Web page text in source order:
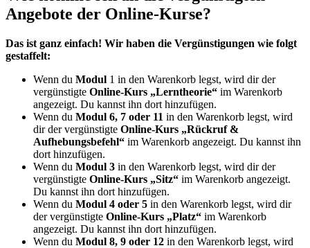
Angebote der Online-Kurse?
Das ist ganz einfach! Wir haben die Vergünstigungen wie folgt
gestaffelt:
Wenn du Modul 1 in den Warenkorb legst, wird dir der
vergünstigte Online-Kurs „Lerntheorie“ im Warenkorb
angezeigt. Du kannst ihn dort hinzufügen.
Wenn du Modul 6, 7 oder 11 in den Warenkorb legst, wird
dir der vergünstigte Online-Kurs „Rückruf &
Aufhebungsbefehl“ im Warenkorb angezeigt. Du kannst ihn
dort hinzufügen.
Wenn du Modul 3 in den Warenkorb legst, wird dir der
vergünstigte Online-Kurs „Sitz“ im Warenkorb angezeigt.
Du kannst ihn dort hinzufügen.
Wenn du Modul 4 oder 5 in den Warenkorb legst, wird dir
der vergünstigte Online-Kurs „Platz“ im Warenkorb
angezeigt. Du kannst ihn dort hinzufügen.
Wenn du Modul 8, 9 oder 12 in den Warenkorb legst, wird